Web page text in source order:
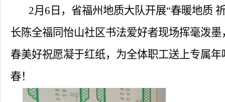
2月 6 日，省福州地质大队开展“春暖地质
长陈全福 同怡山社区书法爱好者现场挥毫泼
春美好祝愿凝于红纸，为全体职工送上专属
春！